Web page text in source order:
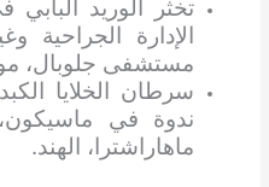
تخثر الوريد البابي
مستشفى جلوبال،
سرطان الخلايا
ماهاراشترا، الهند.